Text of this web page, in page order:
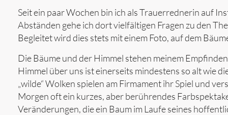
Seit ein paar Wochen bin ich als Trauerrednerin auf
Abständen gehe ich dort vielfältigen Fragen zu den
Begleitet wird dies stets mit einem Foto, auf dem
Die Bäume und der Himmel stehen meinem
Himmel über uns ist einerseits mindestens so alt wie
„wilde“ Wolken spielen am Firmament ihr Spiel und
Morgen oft ein kurzes, aber berührendes
Veränderungen, die ein Baum im Laufe seines